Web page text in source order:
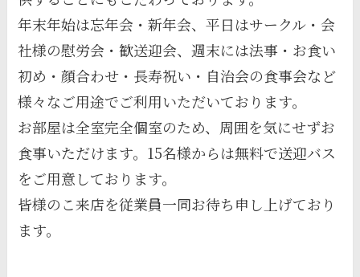
年末年始は忘年会・新年会、平日はサークル・会
社様の慰労会・歓送迎会、週末には法事・お食い
初め・顔合わせ・長寿祝い・自治会の食事会など
様々なご用途でご利用いただいております。
お部屋は全室完全個室のため、周囲を気にせずお
食事いただけます。15名様からは無料で送迎バス
をご用意しております。
皆様のこ来店を従業員一同お待ち申し上げており
ます。